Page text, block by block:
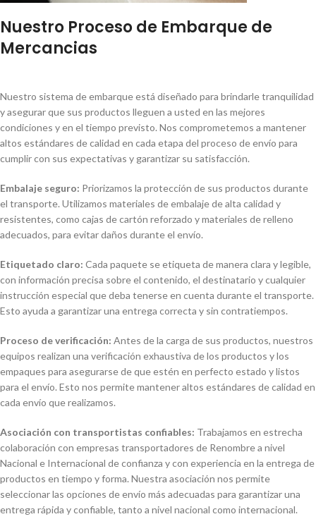
Nuestro Proceso de Embarque de
Mercancias
Nuestro sistema de embarque está diseñado para brindarle tranquilidad
y asegurar que sus productos lleguen a usted en las mejores
condiciones y en el tiempo previsto. Nos comprometemos a mantener
altos estándares de calidad en cada etapa del proceso de envío para
cumplir con sus expectativas y garantizar su satisfacción.
Embalaje seguro: Priorizamos la protección de sus productos durante
el transporte. Utilizamos materiales de embalaje de alta calidad y
resistentes, como cajas de cartón reforzado y materiales de relleno
adecuados, para evitar daños durante el envío.
Etiquetado claro: Cada paquete se etiqueta de manera clara y legible,
con información precisa sobre el contenido, el destinatario y cualquier
instrucción especial que deba tenerse en cuenta durante el transporte.
Esto ayuda a garantizar una entrega correcta y sin contratiempos.
Proceso de verificación: Antes de la carga de sus productos, nuestros
equipos realizan una verificación exhaustiva de los productos y los
empaques para asegurarse de que estén en perfecto estado y listos
para el envío. Esto nos permite mantener altos estándares de calidad en
cada envío que realizamos.
Asociación con transportistas confiables: Trabajamos en estrecha
colaboración con empresas transportadores de Renombre a nivel
Nacional e Internacional de confianza y con experiencia en la entrega de
productos en tiempo y forma. Nuestra asociación nos permite
seleccionar las opciones de envío más adecuadas para garantizar una
entrega rápida y confiable, tanto a nivel nacional como internacional.